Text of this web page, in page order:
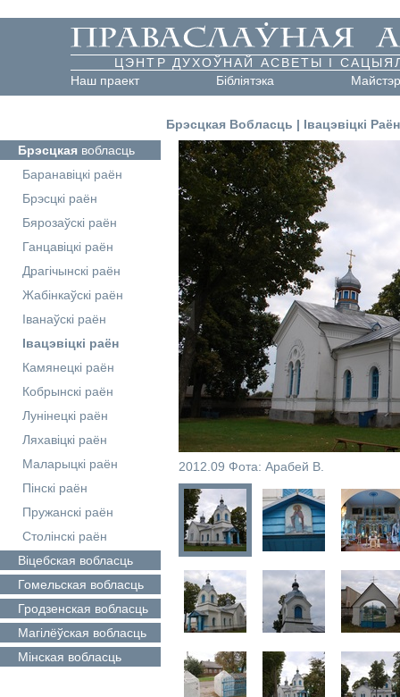
ЦЭНТР ДУХОЎНАЙ АСВЕТЫ І
Наш праект
Бібліятэка
Брэсцкая Вобласць | Івацэвіцкі Раён
Брэсцкая вобласць
Баранавіцкі раён
Брэсцкі раён
Бярозаўскі раён
Ганцавіцкі раён
Драгічынскі раён
Жабінкаўскі раён
Іванаўскі раён
Івацэвіцкі раён
Камянецкі раён
Кобрынскі раён
Лунінецкі раён
Ляхавіцкі раён
Маларыцкі раён
Пінскі раён
Пружанскі раён
Столінскі раён
Віцебская вобласць
Гомельская вобласць
Гродзенская вобласць
Магілёўская вобласць
Мінская вобласць
2012.09 Фота: Арабей В.